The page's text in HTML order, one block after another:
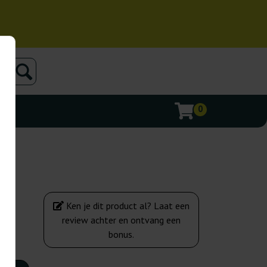
0
Ken je dit product al? Laat een
review achter en ontvang een
bonus.